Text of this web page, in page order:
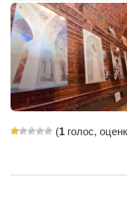
Туризм
Журналисты
(1 голос,